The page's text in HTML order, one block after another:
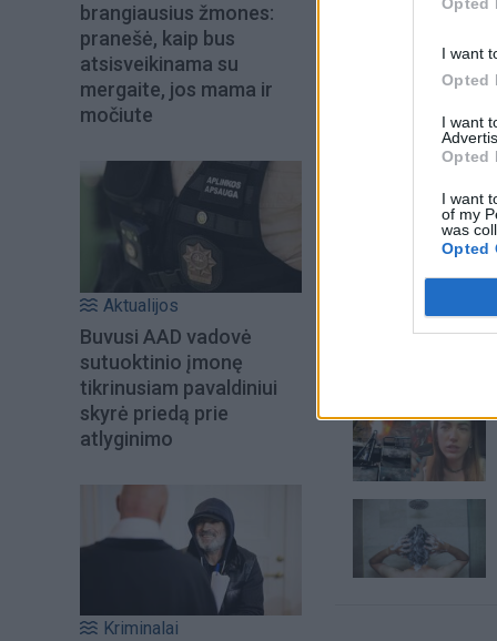
I want
Opted
I want
Opted
I want
of my
was
Opted
brangiausius žmones:
pranešė, kaip bus
atsisveikinama su
mergaite, jos mama ir
močiute
Aktualijos
Buvusi AAD vadovė
sutuoktinio įmonę
tikrinusiam pavaldiniui
skyrė priedą prie
atlyginimo
Kriminalai